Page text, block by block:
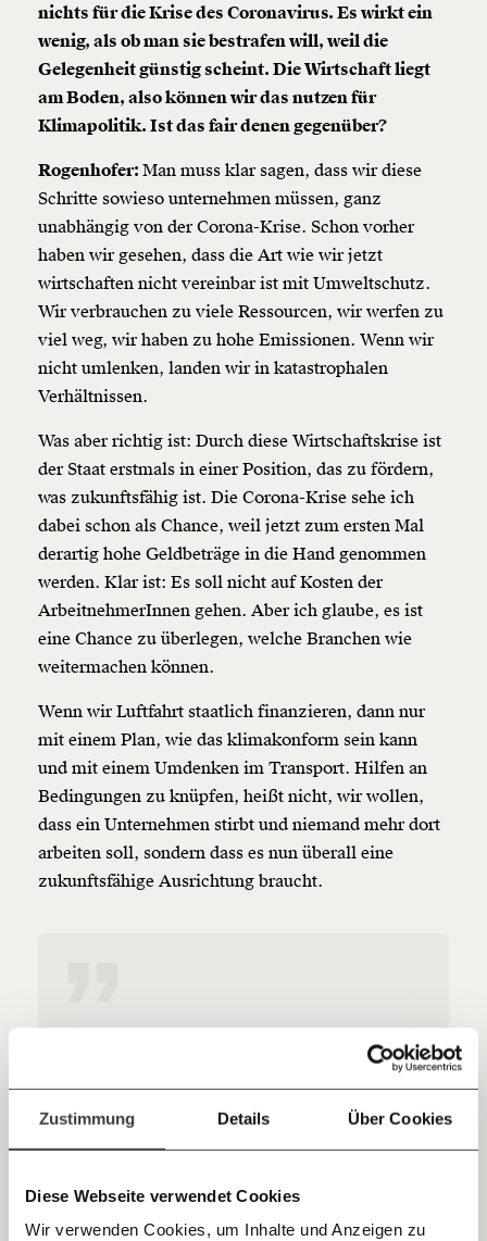
Zustimmung Details Über Cookies
Diese Webseite verwendet Cookies
Wir verwenden Cookies, um Inhalte und Anzeigen zu
Veränderung
beginnt mit Dir!
WerdeFördermitgliedund wir können gemeinsam
unsere Wirtschaft so gestalten, dass sie für alle
funktioniert. Unsere Recherchen sind für alle frei im
Netz. Unabhängig und werbefrei. Und das wird auch
so bleiben. Kämpf’ mit uns für den Fortschritt und
sozialen Fortschritt
Jetzt
einfach
teilen.
nichts für die Krise des Coronavirus. Es wirkt ein
wenig, als ob man sie bestrafen will, weil die
Gelegenheit günstig scheint. Die Wirtschaft liegt
am Boden, also können wir das nutzen für
Klimapolitik. Ist das fair denen gegenüber?
Rogenhofer: Man muss klar sagen, dass wir diese
Schritte sowieso unternehmen müssen, ganz
unabhängig von der Corona-Krise. Schon vorher
haben wir gesehen, dass die Art wie wir jetzt
wirtschaften nicht vereinbar ist mit Umweltschutz.
Wir verbrauchen zu viele Ressourcen, wir werfen zu
viel weg, wir haben zu hohe Emissionen. Wenn wir
nicht umlenken, landen wir in katastrophalen
Verhältnissen.
Was aber richtig ist: Durch diese Wirtschaftskrise ist
der Staat erstmals in einer Position, das zu fördern,
was zukunftsfähig ist. Die Corona-Krise sehe ich
dabei schon als Chance, weil jetzt zum ersten Mal
derartig hohe Geldbeträge in die Hand genommen
werden. Klar ist: Es soll nicht auf Kosten der
ArbeitnehmerInnen gehen. Aber ich glaube, es ist
eine Chance zu überlegen, welche Branchen wie
weitermachen können.
Wenn wir Luftfahrt staatlich finanzieren, dann nur
mit einem Plan, wie das klimakonform sein kann
und mit einem Umdenken im Transport. Hilfen an
Bedingungen zu knüpfen, heißt nicht, wir wollen,
dass ein Unternehmen stirbt und niemand mehr dort
arbeiten soll, sondern dass es nun überall eine
zukunftsfähige Ausrichtung braucht.
Es gibt PolitikerInnen, die
Luxusthema. Klimaschutz
sollte zur Norm werden.